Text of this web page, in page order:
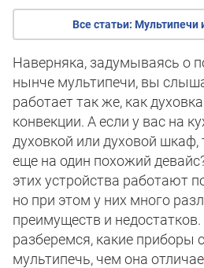
Все статьи: Мультипечи
Наверняка, задумываясь о
нынче мультипечи, вы
работает так же, как
конвекции. А если у вас на
духовкой или духовой шкаф,
еще на один похожий
этих устройства работают
но при этом у них много
преимуществ и
разберемся, какие приборы
мультипечь, чем она